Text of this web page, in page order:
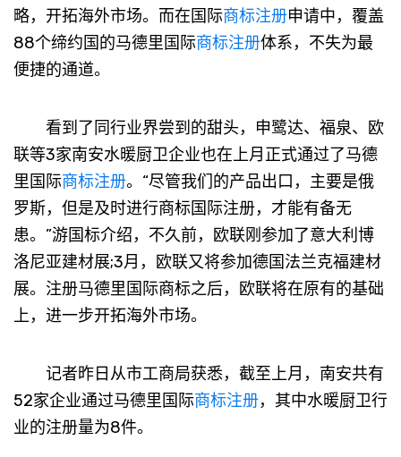
略，开拓海外市场。而在国际商标注册申请中，覆盖
88个缔约国的马德里国际商标注册体系，不失为最
便捷的通道。
看到了同行业界尝到的甜头，申鹭达、福泉、欧
联等3家南安水暖厨卫企业也在上月正式通过了马德
里国际商标注册。“尽管我们的产品出口，主要是俄
罗斯，但是及时进行商标国际注册，才能有备无
患。”游国标介绍，不久前，欧联刚参加了意大利博
洛尼亚建材展;3月，欧联又将参加德国法兰克福建材
展。注册马德里国际商标之后，欧联将在原有的基础
上，进一步开拓海外市场。
记者昨日从市工商局获悉，截至上月，南安共有
52家企业通过马德里国际商标注册，其中水暖厨卫行
业的注册量为8件。